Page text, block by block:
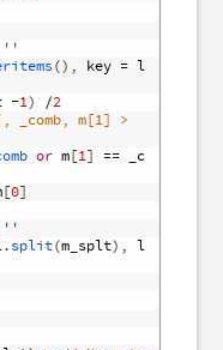
''
() , key = l
-1) /2
m[1] >
or m[1] ==
_c
[0]
''
.split(m_splt) , l